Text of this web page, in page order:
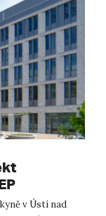
a
v Ústí nad